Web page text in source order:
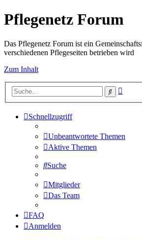
Pflegenetz Forum
Das Pflegenetz Forum ist ein
verschiedenen Pflegeseiten betrieben wird
Zum Inhalt
Suche
Schnellzugriff
Unbeantwortete Themen
Aktive Themen
Suche
Mitglieder
Das Team
FAQ
Anmelden